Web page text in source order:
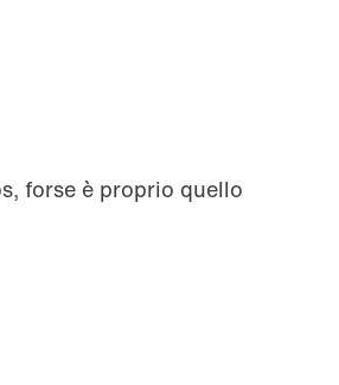
forse è proprio quello